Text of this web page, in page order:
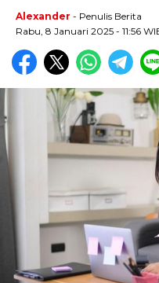
Alexander - Penulis Berita
Rabu, 8 Januari 2025 - 11:56